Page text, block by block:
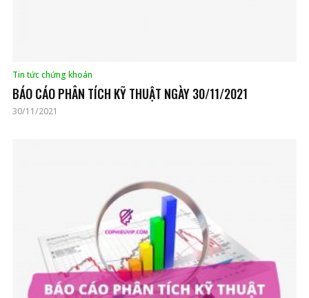
Tin tức chứng khoán
BÁO CÁO PHÂN TÍCH KỸ THUẬT NGÀY 30/11/2021
30/11/2021